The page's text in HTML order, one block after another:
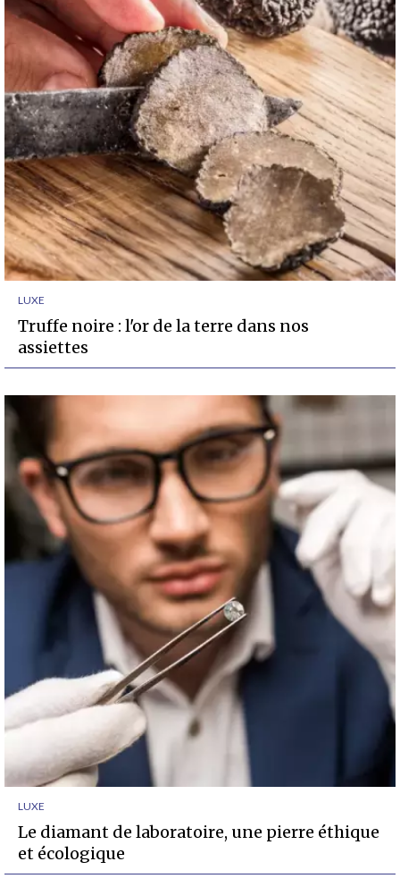
LUXE
Truffe noire : l'or de la terre dans nos
assiettes
LUXE
Le diamant de laboratoire, une pierre éthique
et écologique